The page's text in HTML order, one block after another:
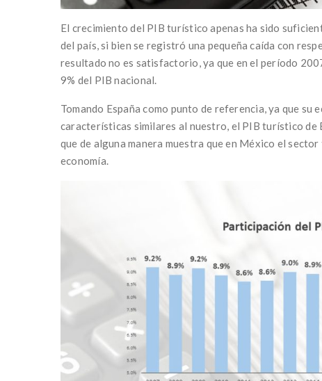
El crecimiento del PIB turístico apenas ha sido
del país, si bien se registró una pequeña caída con
resultado no es satisfactorio, ya que en el período
9% del PIB nacional.
Tomando España como punto de referencia, ya que
características similares al nuestro, el PIB turístico
que de alguna manera muestra que en México el
economía.